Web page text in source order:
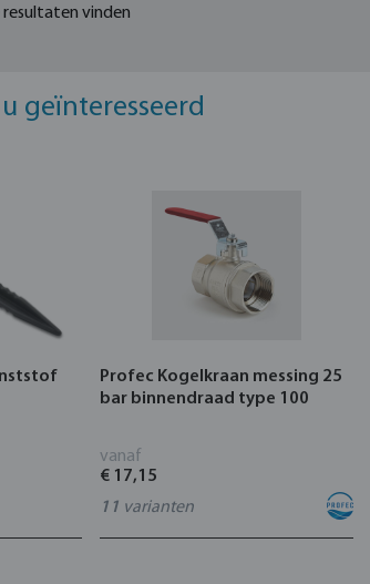
resultaten vinden
geïnteresseerd
Profec Kogelkraan messing 25
bar binnendraad type 100
vanaf
€ 17,15
11 varianten